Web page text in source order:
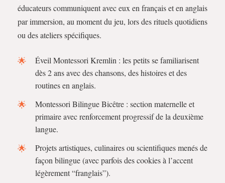
éducateurs communiquent avec eux en français et en anglais
par immersion, au moment du jeu, lors des rituels quotidiens
ou des ateliers spécifiques.
Éveil Montessori Kremlin : les petits se familiarisent
dès 2 ans avec des chansons, des histoires et des
routines en anglais.
Montessori Bilingue Bicêtre : section maternelle et
primaire avec renforcement progressif de la deuxième
langue.
Projets artistiques, culinaires ou scientifiques menés de
façon bilingue (avec parfois des cookies à l’accent
légèrement “franglais”).